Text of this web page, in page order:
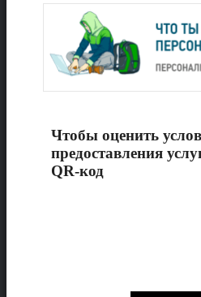
Чтобы оценить
предоставления
QR-код